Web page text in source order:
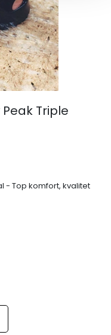
Peak Triple
- Top komfort, kvalitet